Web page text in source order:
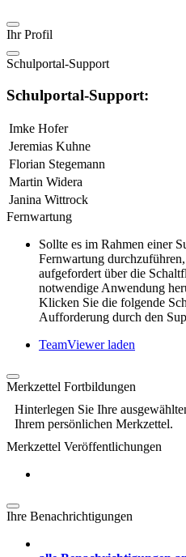
Ihr Profil
Schulportal-Support
Schulportal-Support:
Imke Hofer
Jeremias Kuhne
Florian Stegemann
Martin Widera
Janina Wittrock
Fernwartung
Sollte es im Rahmen einer
Fernwartung
aufgefordert über die
notwendige Anwendung
Klicken Sie die folgende
Aufforderung durch den
TeamViewer laden
Merkzettel Fortbildungen
Hinterlegen Sie Ihre
Ihrem persönlichen Merkzettel.
Merkzettel Veröffentlichungen
Ihre Benachrichtigungen